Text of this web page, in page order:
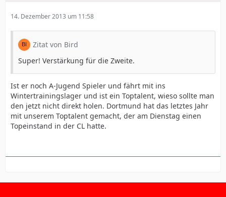
14. Dezember 2013 um 11:58
Zitat von Bird
Super! Verstärkung für die Zweite.
Ist er noch A-Jugend Spieler und fährt mit ins
Wintertrainingslager und ist ein Toptalent, wieso sollte man
den jetzt nicht direkt holen. Dortmund hat das letztes Jahr
mit unserem Toptalent gemacht, der am Dienstag einen
Topeinstand in der CL hatte.